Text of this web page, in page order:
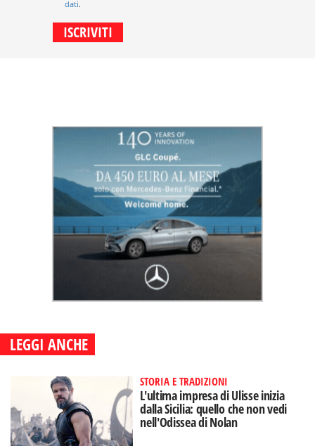
dati.
LEGGI ANCHE
STORIA E TRADIZIONI
L'ultima impresa di Ulisse inizia
dalla Sicilia: quello che non vedi
nell'Odissea di Nolan